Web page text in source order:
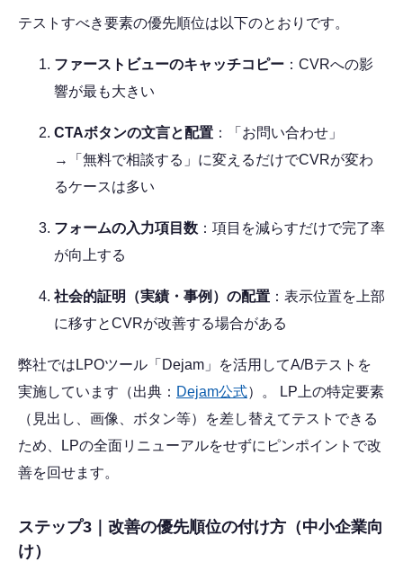
テストすべき要素の優先順位は以下のとおりです。
ファーストビューのキャッチコピー ：CVRへの影
響が最も大きい
CTAボタンの文言と配置 ：「お問い合わせ」
→「無料で相談する」に変えるだけでCVRが変わ
るケースは多い
フォームの入力項目数 ：項目を減らすだけで完了率
が向上する
社会的証明（実績・事例）の配置 ：表示位置を上部
に移すとCVRが改善する場合がある
弊社ではLPOツール「Dejam」を活用してA/Bテストを
実施しています（出典： Dejam公式）。 LP上の特定要素
（見出し、画像、ボタン等）を差し替えてテストできる
ため、LPの全面リニューアルをせずにピンポイントで改
善を回せます。
ステップ3｜改善の優先順位の付け方（中小企業向
け）